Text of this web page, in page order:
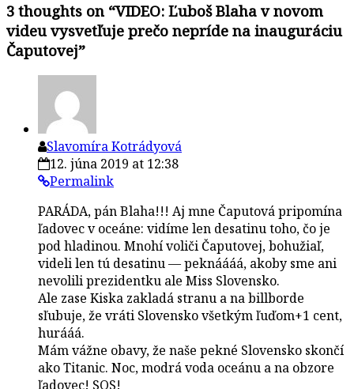
3 thoughts on “VIDEO: Ľuboš Blaha v novom
videu vysvetľuje prečo nepríde na inauguráciu
Čaputovej”
Slavomíra Kotrádyová
12. júna 2019 at 12:38
Permalink
PARÁDA, pán Blaha!!! Aj mne Čaputová pripomína
ľadovec v oceáne: vidíme len desatinu toho, čo je
pod hladinou. Mnohí voliči Čaputovej, bohužiaľ,
videli len tú desatinu — peknáááá, akoby sme ani
nevolili prezidentku ale Miss Slovensko.
Ale zase Kiska zakladá stranu a na billborde
sľubuje, že vráti Slovensko všetkým ľuďom+1 cent,
hurááá.
Mám vážne obavy, že naše pekné Slovensko skončí
ako Titanic. Noc, modrá voda oceánu a na obzore
ľadovec! SOS!